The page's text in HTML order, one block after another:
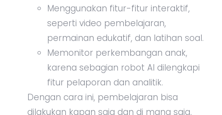
Menggunakan fitur-fitur interaktif,
seperti video pembelajaran,
permainan edukatif, dan latihan soal.
Memonitor perkembangan anak,
karena sebagian robot AI dilengkapi
fitur pelaporan dan analitik.
Dengan cara ini, pembelajaran bisa
dilakukan kapan saja dan di mana saja,